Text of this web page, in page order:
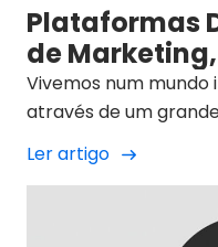
Plataformas
de
imparável
Vivemos num
através de um
digitais como físicos.
Ler artigo